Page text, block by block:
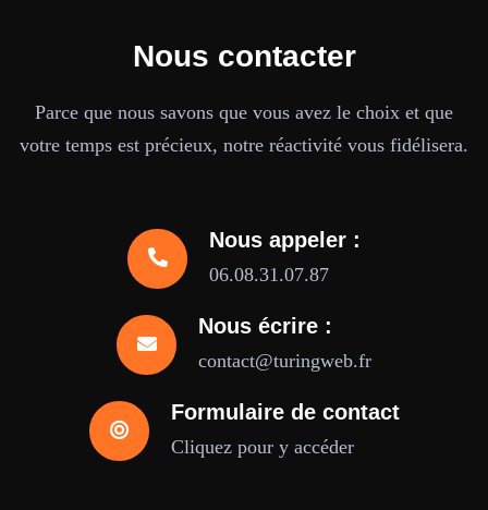
Nous contacter
Parce que nous savons que vous avez le choix et que
votre temps est précieux, notre réactivité vous fidélisera.
Nous appeler :
06.08.31.07.87
Nous écrire :
contact@turingweb.fr
Formulaire de contact
Cliquez pour y accéder